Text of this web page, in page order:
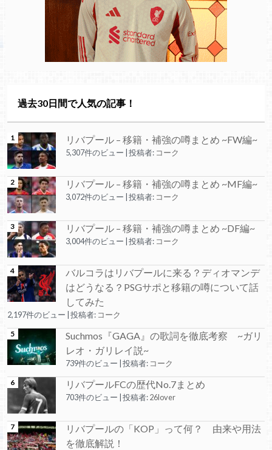
過去30日間で人気の記事！
リバプール – 移籍・補強の噂まとめ ~FW編~
5,307件のビュー 投稿者: コーク
リバプール – 移籍・補強の噂まとめ ~MF編~
3,072件のビュー 投稿者: コーク
リバプール – 移籍・補強の噂まとめ ~DF編~
3,004件のビュー 投稿者: コーク
バルコラはリバプールに来る？ディオマンデ
はどうなる？PSGサポと移籍の噂について話
してみた
2,197件のビュー 投稿者: コーク
Suchmos『GAGA』の歌詞を徹底考察 ~ガリ
レオ・ガリレイ説~
739件のビュー 投稿者: コーク
リバプールFCの歴代No.7まとめ
703件のビュー 投稿者:26lover
リバプールの「KOP」って何？ 由来や用法
を徹底解説！